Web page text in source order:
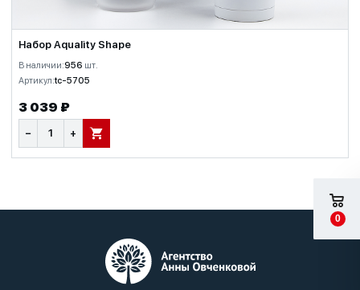
Набор Aquality Shape
В наличии:956 шт.
Артикул:tc-5705
3 039 ₽
− + В КОРЗИНУ
0